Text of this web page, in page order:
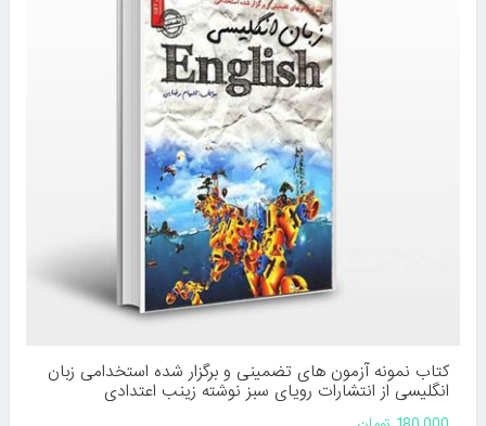
کتاب نمونه آزمون های تضمینی و برگزار شده استخدامی زبان
انگلیسی از انتشارات رویای سبز نوشته زینب اعتدادی